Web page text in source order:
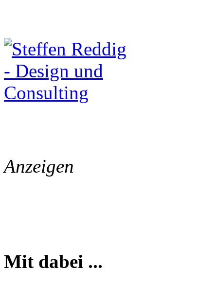
Anzeigen
Mit dabei ...